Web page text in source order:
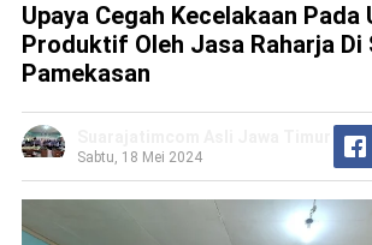
Upaya Cegah Kecelakaan Pada
Produktif Oleh Jasa Raharja Di
Pamekasan
Sabtu, 18 Mei 2024